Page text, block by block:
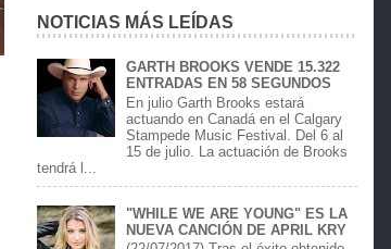
NOTICIAS MÁS LEÍDAS
GARTH BROOKS VENDE 15.322
ENTRADAS EN 58 SEGUNDOS
En julio Garth Brooks estará
actuando en Canadá en el Calgary
Stampede Music Festival. Del 6 al
15 de julio. La actuación de Brooks
tendrá l...
"WHILE WE ARE YOUNG" ES LA
NUEVA CANCIÓN DE APRIL KRY